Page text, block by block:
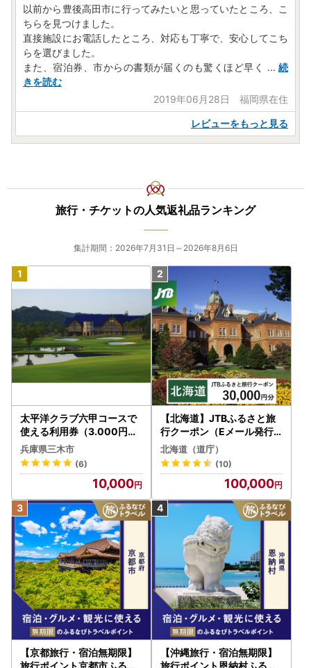
以前から豊後高田市に行ってみたいと思っていたところ、こ
ちらを見つけました。
直接施設にお電話したところ、対応も丁寧で、安心してこち
らを選びました。
また、宿泊券、市からの書類が届くのも驚くほど早く
... 続
きを読む
2019年06月28日 福岡県在住
レビューをもっと見る
旅行・チケットの人気返礼品ランキング
集計期間：2026年7月31日～2026年8月6日
太平洋クラブ六甲コースで
使える利用券（3.000円分
）
兵庫県三木市
(6)
10,000
【北海道】JTBふるさと旅
行クーポン（Eメール発行
）30,000円分 旅行 トラベ
ル 宿泊 人気 おすすめ JTB
W030T
北海道（道庁）
(10)
100,000
【京都旅行・宿泊無期限】
旅行ポイント京都市ふるな
【沖縄旅行・宿泊無期限】
旅行ポイント恩納村ふるな